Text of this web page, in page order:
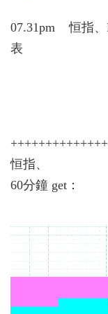
07.31pm 恒指、
表
恒指、
60分鐘 get：